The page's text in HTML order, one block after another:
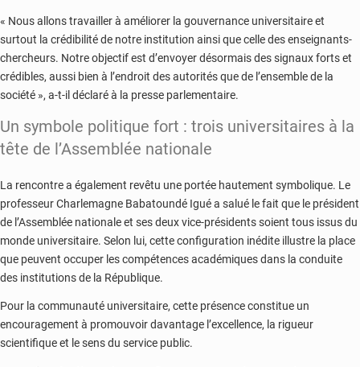
« Nous allons travailler à améliorer la gouvernance universitaire et
surtout la crédibilité de notre institution ainsi que celle des enseignants-
chercheurs. Notre objectif est d’envoyer désormais des signaux forts et
crédibles, aussi bien à l’endroit des autorités que de l’ensemble de la
société », a-t-il déclaré à la presse parlementaire.
Un symbole politique fort : trois universitaires à la
tête de l’Assemblée nationale
La rencontre a également revêtu une portée hautement symbolique. Le
professeur Charlemagne Babatoundé Igué a salué le fait que le président
de l’Assemblée nationale et ses deux vice-présidents soient tous issus du
monde universitaire. Selon lui, cette configuration inédite illustre la place
que peuvent occuper les compétences académiques dans la conduite
des institutions de la République.
Pour la communauté universitaire, cette présence constitue un
encouragement à promouvoir davantage l’excellence, la rigueur
scientifique et le sens du service public.